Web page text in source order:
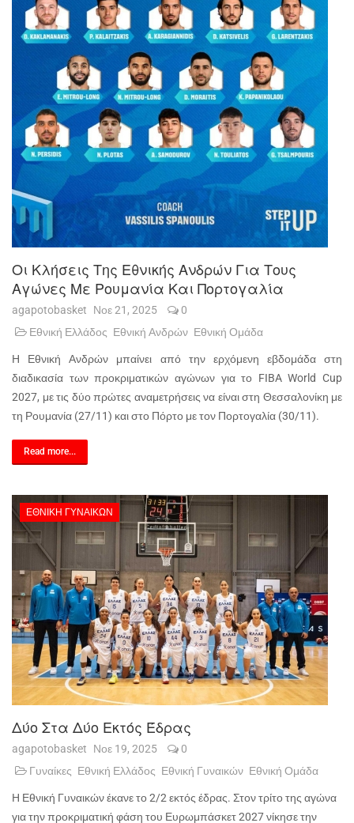
Οι Κλήσεις Της Εθνικής Ανδρών Για Τους
Αγώνες Με Ρουμανία Και Πορτογαλία
agapotobasket Νοε 21, 2025
0
Εθνική Ελλάδος Εθνική Ανδρών Εθνική Ομάδα
Η Εθνική Ανδρών μπαίνει από την ερχόμενη εβδομάδα στη
διαδικασία των προκριματικών αγώνων για το FIBA World Cup
2027, με τις δύο πρώτες αναμετρήσεις να είναι στη Θεσσαλονίκη με
τη Ρουμανία (27/11) και στο Πόρτο με τον Πορτογαλία (30/11).
Read more...
ΕΘΝΙΚΉ ΓΥΝΑΙΚΏΝ
Δύο Στα Δύο Εκτός Έδρας
agapotobasket Νοε 19, 2025
0
Γυναίκες Εθνική Ελλάδος Εθνική Γυναικών Εθνική Ομάδα
Η Εθνική Γυναικών έκανε το 2/2 εκτός έδρας. Στον τρίτο της αγώνα
για την προκριματική φάση του Ευρωμπάσκετ 2027 νίκησε την